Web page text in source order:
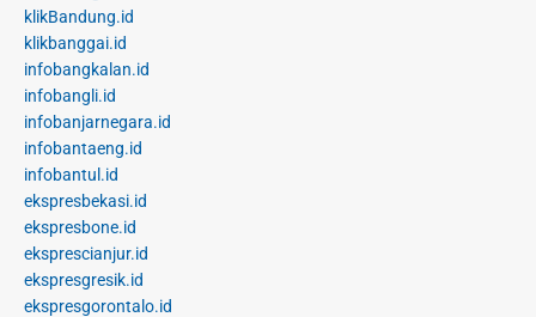
klikBandung.id
klikbanggai.id
infobangkalan.id
infobangli.id
infobanjarnegara.id
infobantaeng.id
infobantul.id
ekspresbekasi.id
ekspresbone.id
eksprescianjur.id
ekspresgresik.id
ekspresgorontalo.id